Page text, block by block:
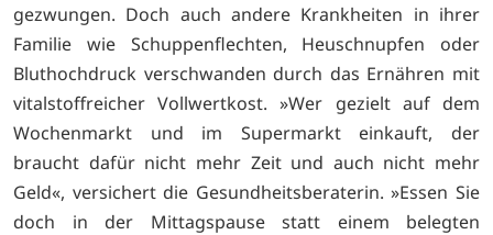
gezwungen. Doch auch andere Krankheiten in ihrer
Familie wie Schuppenflechten, Heuschnupfen oder
Bluthochdruck verschwanden durch das Ernähren mit
vitalstoffreicher Vollwertkost. »Wer gezielt auf dem
Wochenmarkt und im Supermarkt einkauft, der
braucht dafür nicht mehr Zeit und auch nicht mehr
Geld«, versichert die Gesundheitsberaterin. »Essen Sie
doch in der Mittagspause statt einem belegten